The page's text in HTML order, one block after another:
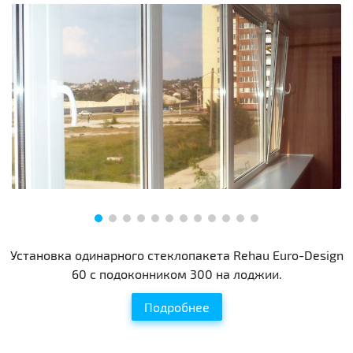
Установка одинарного стеклопакета Rehau Euro-Design
60 с подоконником 300 на лоджии.
Подробнее